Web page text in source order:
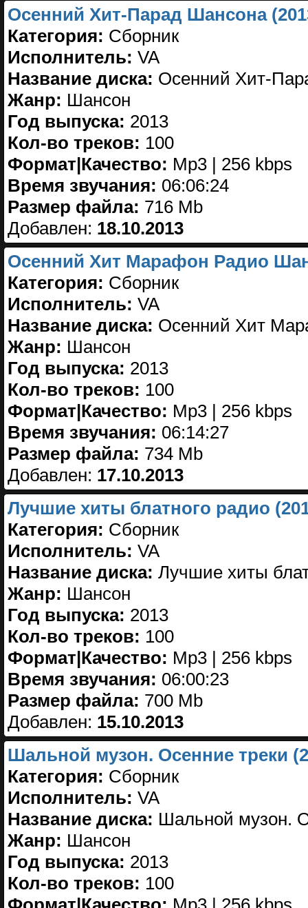
Осенний Хит-Парад Шансона
Категория: Сборник
Исполнитель: VA
Название диска: Осенний Хит-
Жанр: Шансон
Год выпуска: 2013
Кол-во треков: 100
Формат|Качество: Mp3 | 256 kbps
Время звучания: 06:06:24
Размер файла: 716 Mb
Добавлен: 18.10.2013
Осенний Хит Марафон Радио
Категория: Сборник
Исполнитель: VA
Название диска: Осенний Хит
Жанр: Шансон
Год выпуска: 2013
Кол-во треков: 100
Формат|Качество: Mp3 | 256 kbps
Время звучания: 06:14:27
Размер файла: 734 Mb
Добавлен: 17.10.2013
Лучшие хиты блатного радио
Категория: Сборник
Исполнитель: VA
Название диска: Лучшие хиты
Жанр: Шансон
Год выпуска: 2013
Кол-во треков: 100
Формат|Качество: Mp3 | 256 kbps
Время звучания: 06:00:23
Размер файла: 700 Mb
Добавлен: 15.10.2013
Шальной музон. Осенние треки
Категория: Сборник
Исполнитель: VA
Название диска: Шальной музон.
Жанр: Шансон
Год выпуска: 2013
Кол-во треков: 100